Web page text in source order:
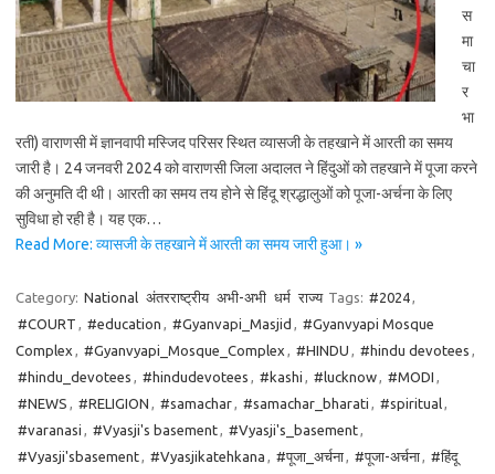
स
मा
चा
र
भा
रती) वाराणसी में ज्ञानवापी मस्जिद परिसर स्थित व्यासजी के तहखाने में आरती का समय
जारी है। 24 जनवरी 2024 को वाराणसी जिला अदालत ने हिंदुओं को तहखाने में पूजा करने
की अनुमति दी थी। आरती का समय तय होने से हिंदू श्रद्धालुओं को पूजा-अर्चना के लिए
सुविधा हो रही है। यह एक…
Read More: व्यासजी के तहखाने में आरती का समय जारी हुआ। »
Category: National अंतरराष्ट्रीय अभी-अभी धर्म राज्य Tags: #2024,
#COURT , #education , #Gyanvapi_Masjid , #Gyanvyapi Mosque
Complex , #Gyanvyapi_Mosque_Complex , #HINDU , #hindu devotees ,
#hindu_devotees , #hindudevotees , #kashi , #lucknow, #MODI ,
#NEWS , #RELIGION , #samachar, #samachar_bharati , #spiritual,
#varanasi , #Vyasji's basement, #Vyasji's_basement,
#Vyasji'sbasement, #Vyasjikatehkana , #पूजा_अर्चना, #पूजा-अर्चना, #हिंदू